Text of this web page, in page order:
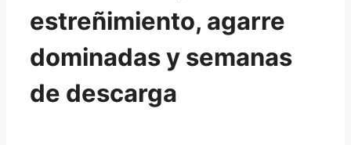
estreñimiento, agarre
dominadas y semanas
de descarga